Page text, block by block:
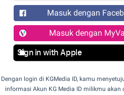
Masuk dengan
Masuk dengan
Sign in with Apple
Dengan login di KGMedia ID, kamu
informasi Akun KG Media ID milikmu akan